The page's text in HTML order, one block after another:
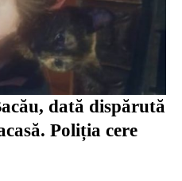
dată dispărută
Poliția cere